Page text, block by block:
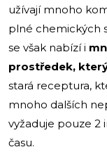
užívají mnoho
plné chemických
se však nabízí i
prostředek,
stará receptura,
mnoho dalších
vyžaduje pouze 2
času.